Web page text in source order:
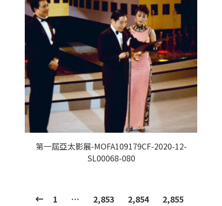
第一屆亞太影展-MOFA109179CF-2020-12-
SL00068-080
1 … 2,853 2,854
2,855